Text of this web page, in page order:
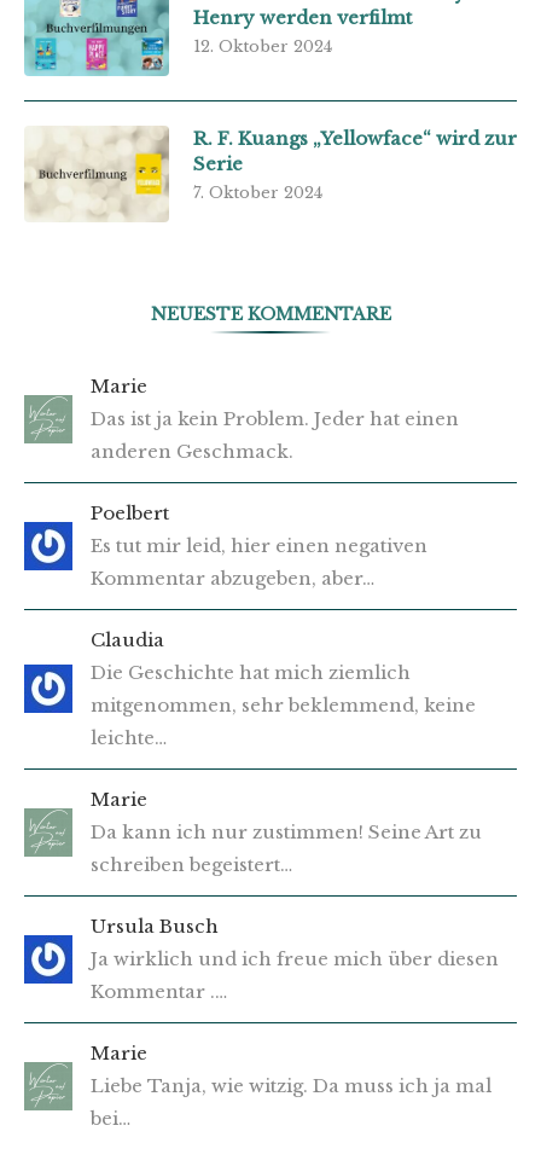
Henry werden verfilmt
12. Oktober 2024
R. F. Kuangs „Yellowface“ wird zur
Serie
7. Oktober 2024
NEUESTE KOMMENTARE
Marie
Das ist ja kein Problem. Jeder hat einen
anderen Geschmack.
Poelbert
Es tut mir leid, hier einen negativen
Kommentar abzugeben, aber…
Claudia
Die Geschichte hat mich ziemlich
mitgenommen, sehr beklemmend, keine
leichte…
Marie
Da kann ich nur zustimmen! Seine Art zu
schreiben begeistert…
Ursula Busch
Ja wirklich und ich freue mich über diesen
Kommentar .…
Marie
Liebe Tanja, wie witzig. Da muss ich ja mal
bei…